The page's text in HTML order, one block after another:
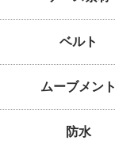
ベルト
ムーブメント
防水